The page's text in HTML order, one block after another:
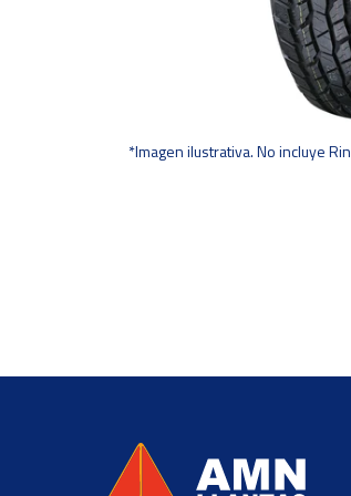
*Imagen ilustrativa. No incluye Rin